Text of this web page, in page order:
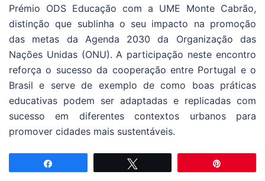
Prémio ODS Educação com a UME Monte Cabrão,
distinção que sublinha o seu impacto na promoção
das metas da Agenda 2030 da Organização das
Nações Unidas (ONU). A participação neste encontro
reforça o sucesso da cooperação entre Portugal e o
Brasil e serve de exemplo de como boas práticas
educativas podem ser adaptadas e replicadas com
sucesso em diferentes contextos urbanos para
promover cidades mais sustentáveis.